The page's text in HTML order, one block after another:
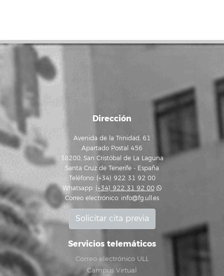
Dirección
Avenida de la Trinidad, 61
Apartado Postal 456
38200, San Cristóbal de La Laguna
Santa Cruz de Tenerife - España
Teléfono: (+34) 922 31 92 00
Whatsapp: (+34) 922 31 92 00
Correo electrónico: info@fg.ull.es
Solicitar cita previa
Servicios telemáticos
Correo electrónico ULL
Campus Virtual